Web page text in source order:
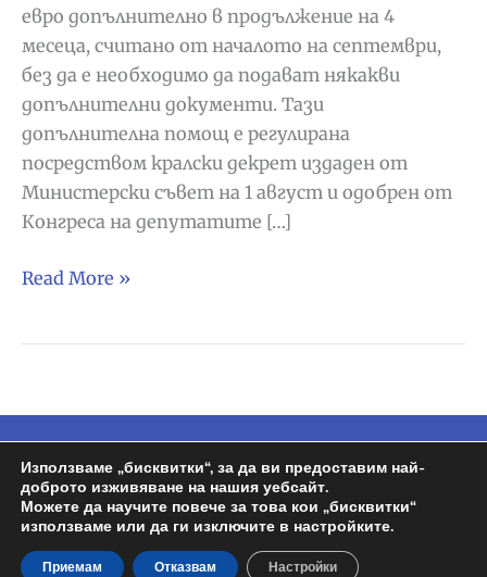
евро допълнително в продължение на 4
месеца, считано от началото на септември,
без да е необходимо да подават някакви
допълнителни документи. Тази
допълнителна помощ е регулирана
посредством кралски декрет издаден от
Министерски съвет на 1 август и одобрен от
Конгреса на депутатите […]
100
в
Испания
Read More »
Copyright © 2026 Espa BG | Задвижван от
Wordpress | Design byРосен
Политика на поверителност
Използваме „бисквитки“, за да ви предоставим най-
доброто изживяване на нашия уебсайт.
Можете да научите повече за това кои „бисквитки“
използваме или да ги изключите в настройките.
Приемам Отказвам Настройки